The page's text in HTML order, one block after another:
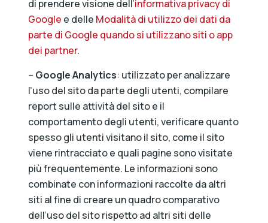
di prendere visione dell’informativa privacy di
Google e delle Modalità di utilizzo dei dati da
parte di Google quando si utilizzano siti o app
dei partner.
– GoogleAnalytics: utilizzato per analizzare
l’uso del sito da parte degli utenti, compilare
report sulle attività del sito e il
comportamento degli utenti, verificare quanto
spesso gli utenti visitano il sito, come il sito
viene rintracciato e quali pagine sono visitate
più frequentemente. Le informazioni sono
combinate con informazioni raccolte da altri
siti al fine di creare un quadro comparativo
dell’uso del sito rispetto ad altri siti delle